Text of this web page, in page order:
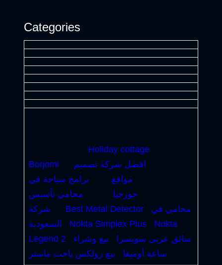
Categories
Holiday cottage
Borjomi
افضل شركة تصميم
مواقع
برامج سياحة في
جورجيا
محامي تأسيس
شركة
Best Metal Detector
محامي في
السعودية
Nokta Simplex Plus
Nokta
Legend 2
سائق عربى سويسرا
بيع وشراء
ساعة أوميغا
بيع رولكس ياخت ماستر